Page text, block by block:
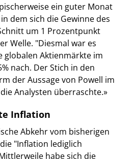
ein guter Monat
dem sich die Gewinne des
um 1 Prozentpunkt
Welle. "Diesmal war es
globalen Aktienmärkte im
nach. Der Stich in den
der Aussage von Powell im
Analysten überraschte.»
Inflation
Abkehr vom bisherigen
"Inflation lediglich
habe sich die